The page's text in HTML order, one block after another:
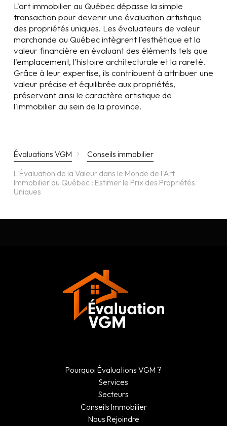
L'art immobilier au Québec dépasse la simple
transaction pour devenir une évaluation artistique
des propriétés uniques. Les évaluateurs de valeur
marchande au Québec intègrent l'esthétique et la
valeur financière en évaluant des éléments tels que
l'emplacement, l'histoire architecturale et la rareté.
Grâce à leur expertise, ils contribuent à attribuer une
valeur précise et équilibrée aux propriétés,
préservant ainsi le caractère artistique de
l'immobilier au sein de la province.
Évaluations VGM ›
Conseils immobilier
L'Évaluation de la Valeur dans le Monde de l'Art
Immobilier au Québec : Estimer le Prix des Propriétés
Uniques
Pourquoi Évaluations VGM ?
Services
Secteurs
Conseils Immobilier
Nous Rejoindre